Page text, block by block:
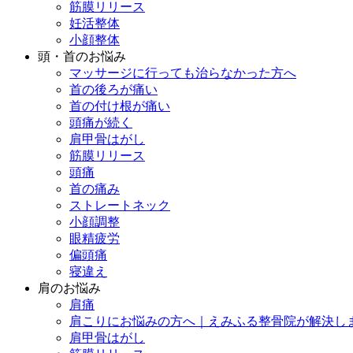
筋膜リリース
妊活整体
小顔整体
頭・首のお悩み
マッサージに行っても治らなかった方へ
首の後ろが痛い
首の付け根が痛い
頭痛が続く
肩甲骨はがし
筋膜リリース
頭痛
首の痛み
ストレートネック
小顔調整
眼精疲労
偏頭痛
寝違え
肩のお悩み
肩痛
肩こりにお悩みの方へ｜えみふる整骨院が解決し
肩甲骨はがし